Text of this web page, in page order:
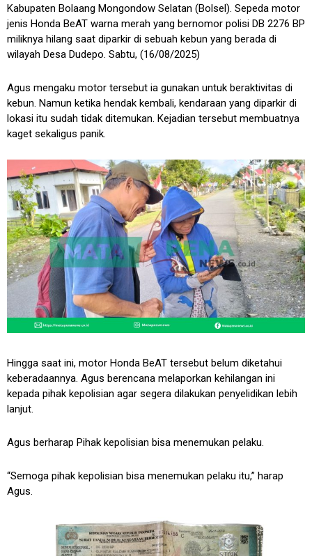
Kabupaten Bolaang Mongondow Selatan (Bolsel). Sepeda motor
jenis Honda BeAT warna merah yang bernomor polisi DB 2276 BP
miliknya hilang saat diparkir di sebuah kebun yang berada di
wilayah Desa Dudepo. Sabtu, (16/08/2025)
Agus mengaku motor tersebut ia gunakan untuk beraktivitas di
kebun. Namun ketika hendak kembali, kendaraan yang diparkir di
lokasi itu sudah tidak ditemukan. Kejadian tersebut membuatnya
kaget sekaligus panik.
Hingga saat ini, motor Honda BeAT tersebut belum diketahui
keberadaannya. Agus berencana melaporkan kehilangan ini
kepada pihak kepolisian agar segera dilakukan penyelidikan lebih
lanjut.
Agus berharap Pihak kepolisian bisa menemukan pelaku.
“Semoga pihak kepolisian bisa menemukan pelaku itu,” harap
Agus.